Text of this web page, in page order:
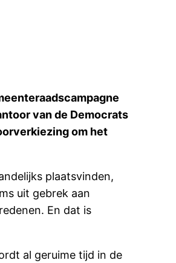
van de Democrats
om het
plaatsvinden,
uit gebrek aan
En dat is
al geruime tijd in de